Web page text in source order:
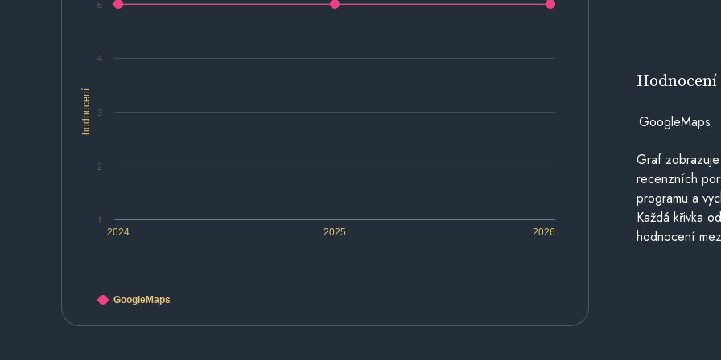
hodnocení
2024 2025 2026
1
2
3
4
5
GoogleMaps
Hodnocení
GoogleMaps
Graf
recenzních
programu a
Každá křivka
hodnocení